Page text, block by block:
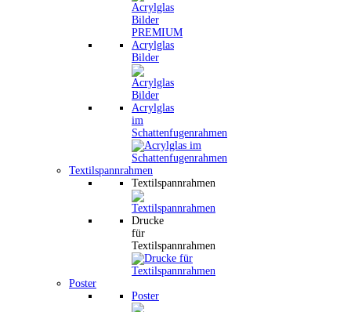
Acrylglas
Bilder
Acrylglas
im
Schattenfugenrahmen
Textilspannrahmen
Textilspannrahmen
Drucke
für
Textilspannrahmen
Poster
Poster